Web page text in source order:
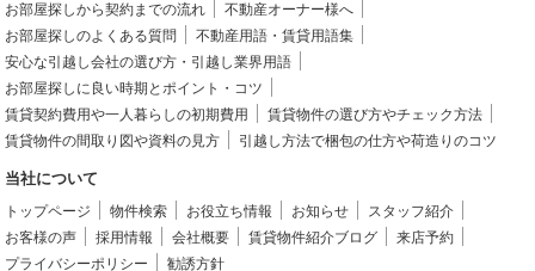
お部屋探しから契約までの流れ
不動産オーナー様へ
お部屋探しのよくある質問
不動産用語・賃貸用語集
安心な引越し会社の選び方・引越し業界用語
お部屋探しに良い時期とポイント・コツ
賃貸契約費用や一人暮らしの初期費用
賃貸物件の選び方やチェック方法
賃貸物件の間取り図や資料の見方
引越し方法で梱包の仕方や荷造りのコツ
当社について
トップページ 物件検索 お役立ち情報 お知らせ
スタッフ紹介
お客様の声
採用情報 会社概要 賃貸物件紹介ブログ
来店予約
プライバシーポリシー
勧誘方針